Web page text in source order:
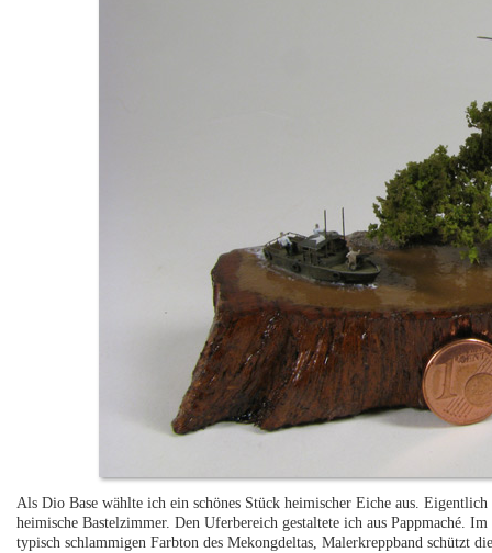
Als Dio Base wählte ich ein schönes Stück heimischer Eiche aus.
heimische Bastelzimmer. Den Uferbereich gestaltete ich aus Pappmaché.
typisch schlammigen Farbton des Mekongdeltas, Malerkreppband schützt